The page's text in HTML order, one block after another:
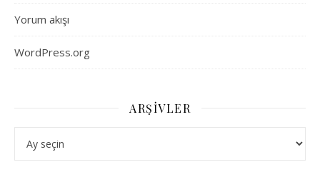
Yorum akışı
WordPress.org
ARŞIVLER